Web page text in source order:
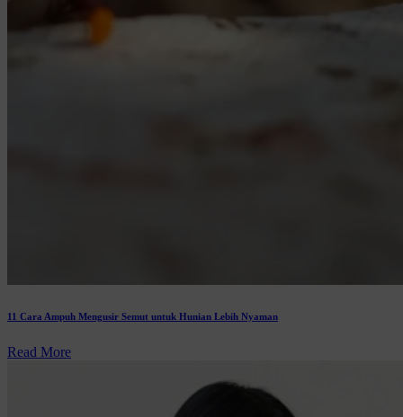
11 Cara Ampuh Mengusir Semut untuk Hunian Lebih Nyaman
Read More